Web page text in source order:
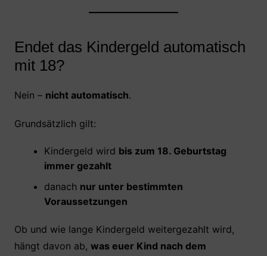
Endet das Kindergeld automatisch
mit 18?
Nein – nicht automatisch.
Grundsätzlich gilt:
Kindergeld wird bis zum 18. Geburtstag
immer gezahlt
danach nur unter bestimmten
Voraussetzungen
Ob und wie lange Kindergeld weitergezahlt wird,
hängt davon ab, was euer Kind nach dem